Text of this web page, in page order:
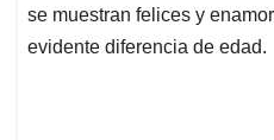
se muestran felices y
evidente diferencia de edad.